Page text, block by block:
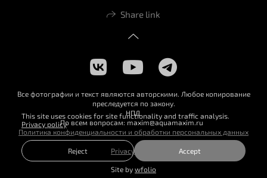
Share link
Все фотографии и текст являются авторскими. Любое копирование
преследуется по закону.
НПД
По всем вопросам: maxim@aquamaxim.ru
Политика конфиденциальности и обработки персональных данных
Privacy policy
Site by wfolio
This site uses cookies for site functionality and traffic analysis.
Privacy policy
Reject Accept